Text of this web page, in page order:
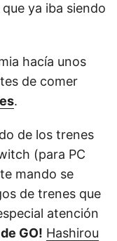
ya iba siendo
hacía unos
de comer
.
de los trenes
(para PC
mando se
de trenes que
atención
GO! Hashirou